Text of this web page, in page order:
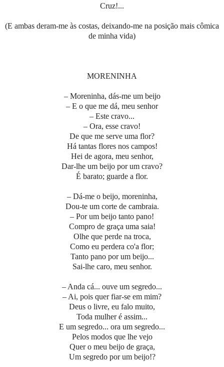
Cruz!...
(E ambas deram-me às costas, deixando-me na posição mais cômica
de minha vida)
MORENINHA
– Moreninha, dás-me um beijo
– E o que me dá, meu senhor
– Este cravo...
– Ora, esse cravo!
De que me serve uma flor?
Há tantas flores nos campos!
Hei de agora, meu senhor,
Dar-lhe um beijo por um cravo?
É barato; guarde a flor.
– Dá-me o beijo, moreninha,
Dou-te um corte de cambraia.
– Por um beijo tanto pano!
Compro de graça uma saia!
Olhe que perde na troca,
Como eu perdera co'a flor;
Tanto pano por um beijo...
Sai-lhe caro, meu senhor.
– Anda cá... ouve um segredo...
– Ai, pois quer fiar-se em mim?
Deus o livre, eu falo muito,
Toda mulher é assim...
E um segredo... ora um segredo...
Pelos modos que lhe vejo
Quer o meu beijo de graça,
Um segredo por um beijo!?